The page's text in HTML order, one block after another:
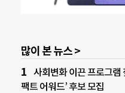
많이 본 뉴스 >
사회변화 이끈 프로그
팩트 어워드’ 후보 모집